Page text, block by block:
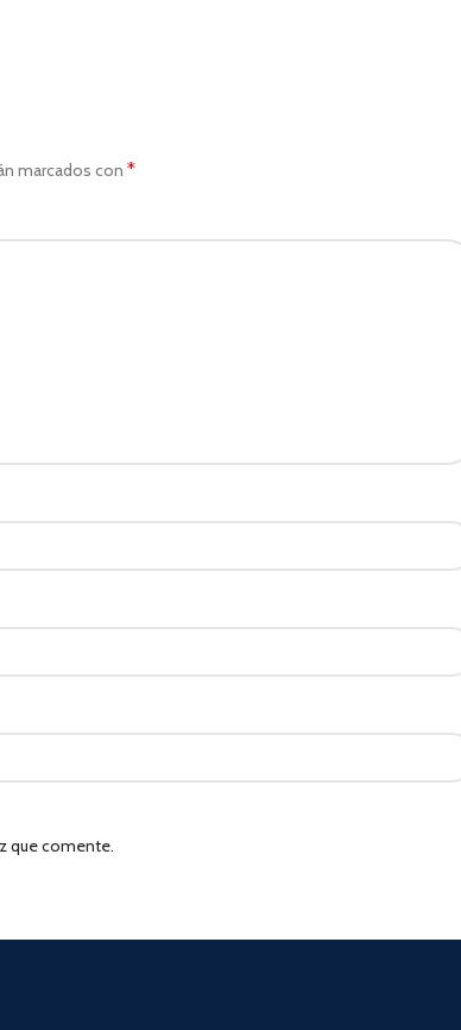
marcados con *
que comente.